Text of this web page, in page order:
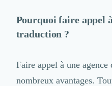
Marketing Automation
Brand Content
Influence Marketing
Veille commerciale
Pourquoi faire appel
traduction ?
Faire appel à une
nombreux avantages.